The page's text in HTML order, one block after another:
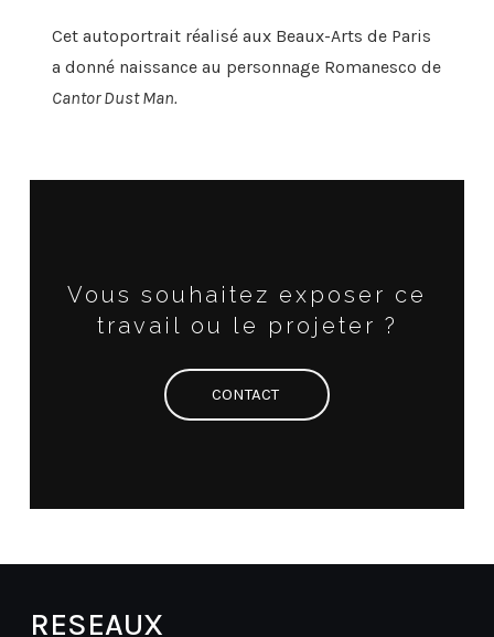
Cet autoportrait réalisé aux Beaux-Arts de Paris
a donné naissance au personnage Romanesco de
Cantor Dust Man.
Vous souhaitez exposer ce
travail ou le projeter ?
CONTACT
RESEAUX